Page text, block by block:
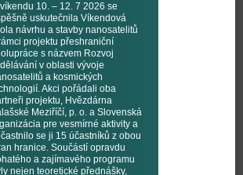
10. – 12. 7 2026 se
uskutečnila Víkendová
návrhu a stavby nanosatelitů
projektu přeshraniční
s názvem Rozvoj
v oblasti vývoje
a kosmických
Akci pořádali oba
projektu, Hvězdárna
Meziříčí, p. o. a Slovenská
pre vesmírné aktivity a
se ji 15 účastníků z obou
hranice. Součástí opravdu
a zajímavého programu
nejen teoretické přednášky,